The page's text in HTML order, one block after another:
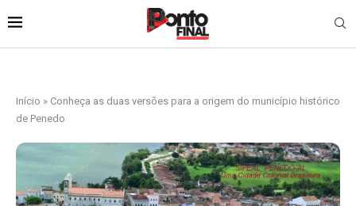
Início » Conheça as duas versões para a origem do município histórico
de Penedo